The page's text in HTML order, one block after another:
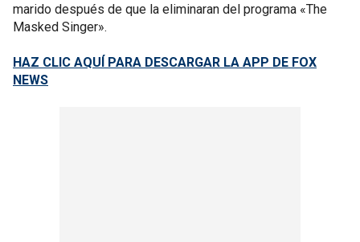
marido después de que la eliminaran del programa «The
Masked Singer».
HAZ CLIC AQUÍ PARA DESCARGAR LA APP DE FOX
NEWS